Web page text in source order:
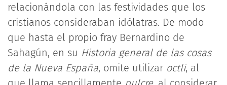
relacionándola con las festividades que los
cristianos consideraban idólatras. De modo
que hasta el propio fray Bernardino de
Sahagún, en su Historia general de las cosas
de la Nueva España, omite utilizar octli, al